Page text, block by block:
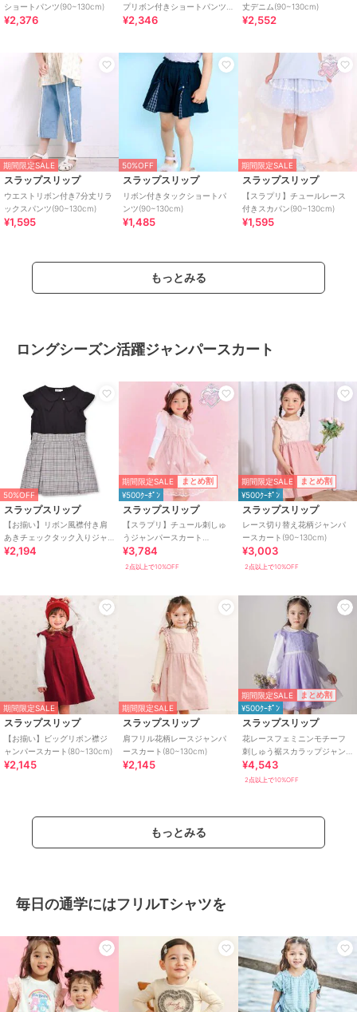
ショートパンツ(90~130cm)
¥2,376
プリボン付きショートパンツ
(90~130cm)
¥2,346
丈デニム(90~130cm)
¥2,552
期間限定SALE
スラップスリップ
ウエストリボン付き7分丈リラ
ックスパンツ(90~130cm)
¥1,595
50%OFF
スラップスリップ
リボン付きタックショートパ
ンツ(90~130cm)
¥1,485
期間限定SALE
スラップスリップ
【スラプリ】チュールレース
付きスカパン(90~130cm)
¥1,595
もっとみる
ロングシーズン活躍ジャンパースカート
50%OFF
スラップスリップ
【お揃い】リボン風襟付き肩
あきチェックタック入りジャ
ンパースカート(80~140cm)
¥2,194
期間限定SALE まとめ割
¥500ｸｰﾎﾟﾝ
スラップスリップ
【スラプリ】チュール刺しゅ
うジャンパースカート
(90~130cm)
¥3,784
2点以上で10%OFF
期間限定SALE まとめ割
¥500ｸｰﾎﾟﾝ
スラップスリップ
レース切り替え花柄ジャンパ
ースカート(90~130cm)
¥3,003
2点以上で10%OFF
期間限定SALE
スラップスリップ
【お揃い】ビッグリボン襟ジ
ャンパースカート(80~130cm)
¥2,145
期間限定SALE
スラップスリップ
肩フリル花柄レースジャンパ
ースカート(80~130cm)
¥2,145
期間限定SALE まとめ割
¥500ｸｰﾎﾟﾝ
スラップスリップ
花レースフェミニンモチーフ
刺しゅう裾スカラップジャン
パースカート(110~130cm)
¥4,543
2点以上で10%OFF
もっとみる
毎日の通学にはフリルTシャツを